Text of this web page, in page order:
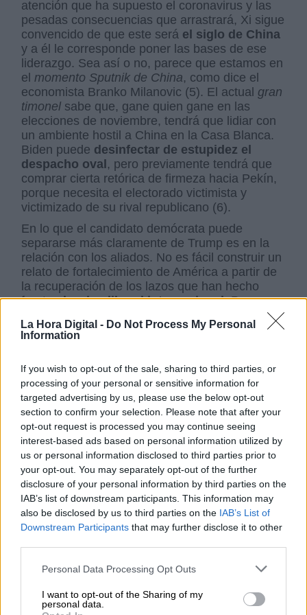
La Hora Digital - Do Not Process My Personal
Information
If you wish to opt-out of the sale, sharing to third parties, or
processing of your personal or sensitive information for
targeted advertising by us, please use the below opt-out
section to confirm your selection. Please note that after your
opt-out request is processed you may continue seeing
interest-based ads based on personal information utilized by
us or personal information disclosed to third parties prior to
your opt-out. You may separately opt-out of the further
disclosure of your personal information by third parties on the
IAB’s list of downstream participants. This information may
also be disclosed by us to third parties on the IAB’s List of
Downstream Participants that may further disclose it to other
Personal Data Processing Opt Outs
I want to opt-out of the Sharing of my
personal data.
atención que ha supuesto el coronavirus y las
pesadas consecuencias que arrastrará, Xi sigue
convencido de que este será el siglo de China
y a él le corresponde poner las bases de ese
liderazgo. Sea así o no, parece que estamos en
el momento Sputnik de China, como dice el
economista Branko Milanovic (5). El actual gran
timonel sabe que, gane quien gane en las
elecciones de noviembre, tendrá que lidiar con
un ambiente hostil a China en la Casa Blanca.
Biden puede desinfectar de estupidez el
despacho oval, pero previamente tendrá que
comprar cierta retórica de firmeza hacia Pekín,
porque necesita el electorado victimista y
victimizado de su rival republicano (6).
En lo que el candidato demócrata puede
separarse más claramente de Trump es en la
relación con los aliados. No es fácil construir un
relato de fortalecimiento de América a partir de
la recuperación de los lazos que han hecho
fuerteel orden liberal internacional. Por
muchos problemas que haya con los europeos
por el reparto de la carga defensiva (frente a
Rusia, se supone), está cantada la
frenar la tendencia china a no respetar las
reglas del comercio internacional o de la
propiedad intelectual.
Con los asiáticos se puede decir lo mismo, pero
debe añadirse el decisivo aspecto del riesgo
acrecentado de la inseguridad. Japón, Corea
del Sur, Filipinas (incluso el ya mencionado
Vietnam) se sienten amenazados por el
despliegue naval chinoen la cadena de
islotes de los mares interiores compartidos con
el coloso regional. Durante la crisis sanitaria, se
zona (7). Pero los gobiernos de la región se han
sentido tan alarmados por esto como por la
insiste en que sus aliados paguen más por su
protección y dejen de depender del amigo